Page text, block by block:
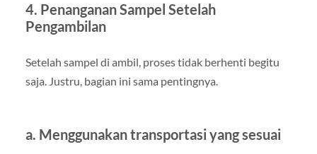
4. Penanganan Sampel Setelah
Pengambilan
Setelah sampel di ambil, proses tidak berhenti begitu
saja. Justru, bagian ini sama pentingnya.
a. Menggunakan transportasi yang sesuai